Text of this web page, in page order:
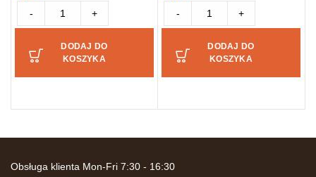
- +
DODAJ DO
KOSZYKA
- +
DODAJ DO
KOSZYKA
Obsługa klienta Mon-Fri 7:30 - 16:30